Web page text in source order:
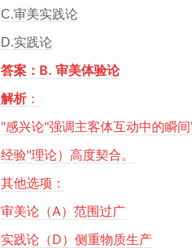
C.审美实践论
D.实践论
答案：B. 审美体验论
解析：
"感兴论"强调主客体互动中的瞬
经验"理论）高度契合。
其他选项：
审美论（A）范围过广
实践论（D）侧重物质生产